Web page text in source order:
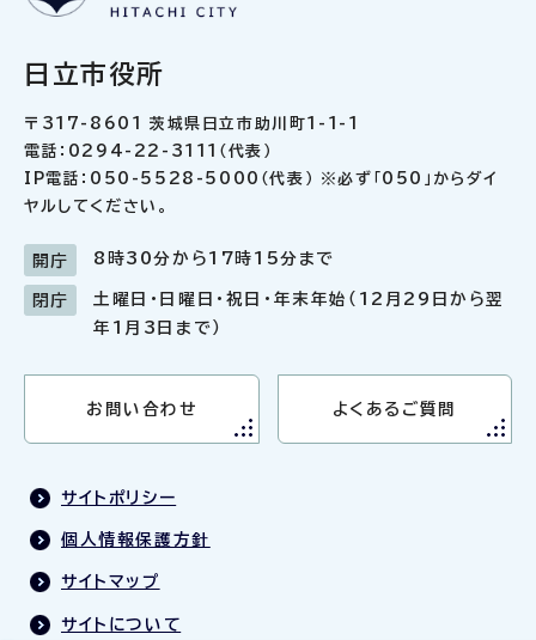
日立市役所
〒317-8601 茨城県日立市助川町1-1-1
電話：0294-22-3111（代表）
IP電話：050-5528-5000（代表） ※必ず「050」からダイ
ヤルしてください。
開庁 8時30分から17時15分まで
閉庁
土曜日・日曜日・祝日・年末年始（12月29日から翌
年1月3日まで）
お問い合わせ よくあるご質問
サイトポリシー
個人情報保護方針
サイトマップ
サイトについて